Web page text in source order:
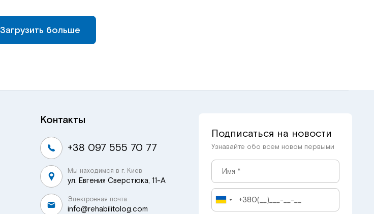
Загрузить больше
Контакты
+38 097 555 70 77
Мы находимся в г. Киев
ул. Евгения Сверстюка, 11-А
Электронная почта
info@rehabilitolog.com
Подписаться на новости
Узнавайте обо всем новом первыми